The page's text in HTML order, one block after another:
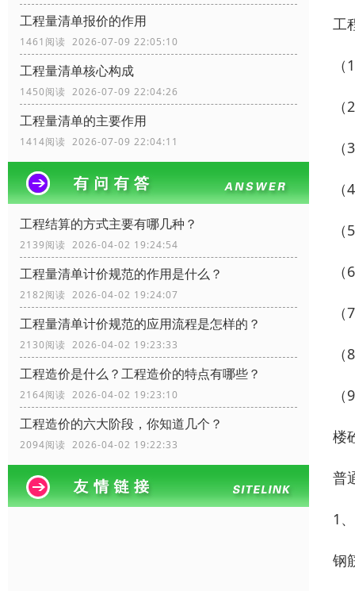
工程量清单报价的作用
1461阅读 2026-07-09 22:05:10
工程量清单核心构成
1450阅读 2026-07-09 22:04:26
工程量清单的主要作用
1414阅读 2026-07-09 22:04:11
工程结算的方式主要有哪几种？
2139阅读 2026-04-02 19:24:54
工程量清单计价规范的作用是什么？
2182阅读 2026-04-02 19:24:07
工程量清单计价规范的应用流程是怎样的？
2130阅读 2026-04-02 19:23:33
工程造价是什么？工程造价的特点有哪些？
2164阅读 2026-04-02 19:23:10
工程造价的六大阶段，你知道几个？
2094阅读 2026-04-02 19:22:33
工
楼
普
1
钢